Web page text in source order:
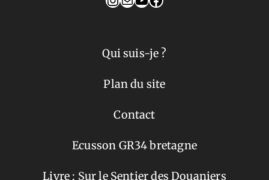
Qui suis-je ?
Plan du site
Contact
Ecusson GR34 bretagne
Livre : Sur le Sentier des Douaniers